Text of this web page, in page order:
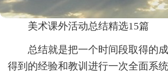
美术课外活动总结精选15篇
总结就是把一个时间段取得的
得到的经验和教训进行一次全面系